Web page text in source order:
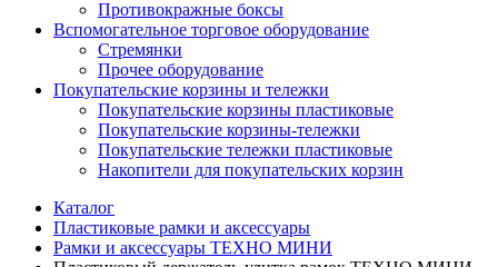
Противокражные боксы
Вспомогательное торговое оборудование
Стремянки
Прочее оборудование
Покупательские корзины и тележки
Покупательские корзины пластиковые
Покупательские корзины-тележки
Покупательские тележки пластиковые
Накопители для покупательских корзин
Каталог
Пластиковые рамки и аксессуары
Рамки и аксессуары ТЕХНО МИНИ